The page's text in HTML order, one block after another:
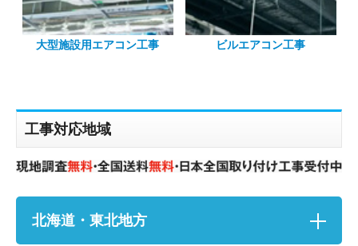
大型施設用エアコン工事 ビルエアコン工事
工事対応地域
北海道・東北地方